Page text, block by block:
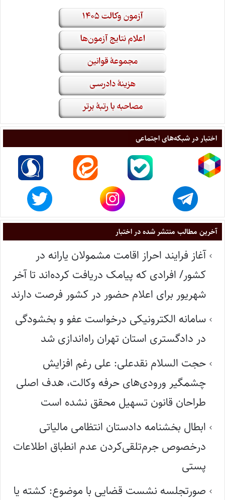
اختبار در شبکه‌های اجتماعی
آخرین مطالب منتشر شده در اختبار
آغاز فرایند احراز اقامت مشمولان یارانه در
کشور/ افرادی که پیامک دریافت کرده‌اند تا آخر
شهریور برای اعلام حضور در کشور فرصت دارند
سامانه الکترونیکی درخواست عفو و بخشودگی
در دادگستری استان تهران راه‌اندازی شد
حجت السلام نقدعلی: علی رغم افزایش
چشمگیر ورودی‌های حرفه وکالت، هدف اصلی
طراحان قانون تسهیل محقق نشده است
ابطال بخشنامه دادستان انتظامی مالیاتی
درخصوص جرم‌تلقی‌کردن عدم انطباق اطلاعات
پستی
صورتجلسه نشست قضایی با موضوع: کشته یا